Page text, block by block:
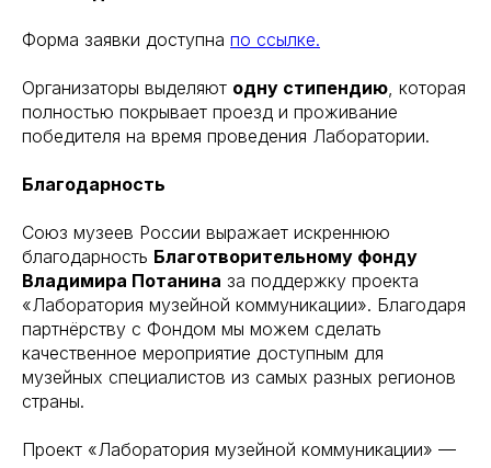
Форма заявки доступна по ссылке.
Организаторы выделяют одну стипендию, которая
полностью покрывает проезд и проживание
победителя на время проведения Лаборатории.
Благодарность
Союз музеев России выражает искреннюю
благодарность Благотворительному фонду
Владимира Потанина за поддержку проекта
«Лаборатория музейной коммуникации». Благодаря
партнёрству с Фондом мы можем сделать
качественное мероприятие доступным для
музейных специалистов из самых разных регионов
страны.
Проект «Лаборатория музейной коммуникации» —